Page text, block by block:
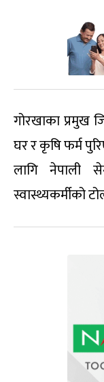
गोरखाका प्रमुख
घर र कृषि फर्म
लागि नेपाली
स्वास्थ्यकर्मीको